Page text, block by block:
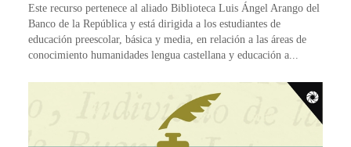
Este recurso pertenece al aliado Biblioteca Luis Ángel Arango del
Banco de la República y está dirigida a los estudiantes de
educación preescolar, básica y media, en relación a las áreas de
conocimiento humanidades lengua castellana y educación a...